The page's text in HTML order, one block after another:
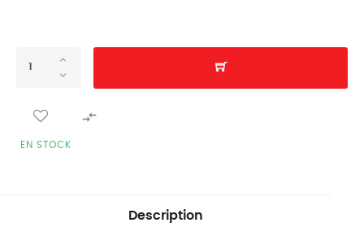

EN STOCK
Description